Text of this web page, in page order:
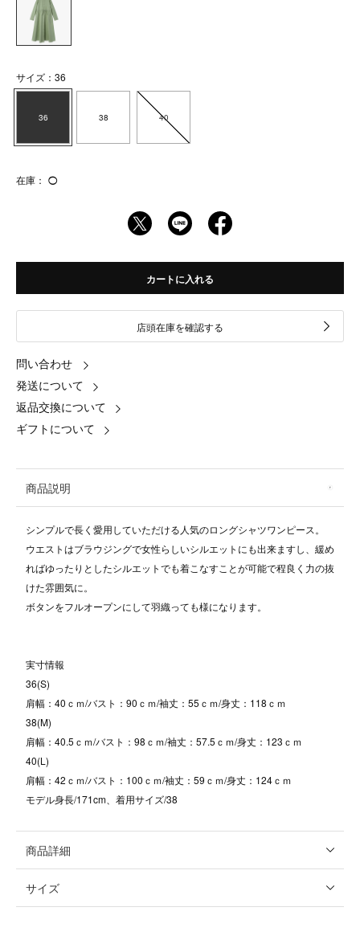
サイズ：36
36 38 40
在庫： ◯
カートに入れる
店頭在庫を確認する
問い合わせ
発送について
返品交換について
ギフトについて
商品説明
シンプルで長く愛用していただける人気のロングシャツワンピース。
ウエストはブラウジングで女性らしいシルエットにも出来ますし、緩め
ればゆったりとしたシルエットでも着こなすことが可能で程良く力の抜
けた雰囲気に。
ボタンをフルオープンにして羽織っても様になります。
実寸情報
36(S)
肩幅：40ｃｍ/バスト：90ｃｍ/袖丈：55ｃｍ/身丈：118ｃｍ
38(M)
肩幅：40.5ｃｍ/バスト：98ｃｍ/袖丈：57.5ｃｍ/身丈：123ｃｍ
40(L)
肩幅：42ｃｍ/バスト：100ｃｍ/袖丈：59ｃｍ/身丈：124ｃｍ
モデル身長/171cm、着用サイズ/38
商品詳細
サイズ